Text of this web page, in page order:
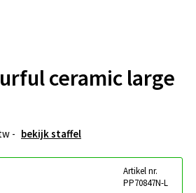
ceramic large
- bekijk staffel
Artikel nr.
PP70847N-L